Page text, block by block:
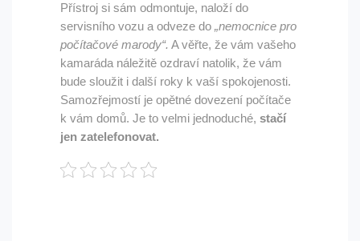
Přístroj si sám odmontuje, naloží do
servisního vozu a odveze do „nemocnice pro
počítačové marody“. A věřte, že vám vašeho
kamaráda náležitě ozdraví natolik, že vám
bude sloužit i další roky k vaší spokojenosti.
Samozřejmostí je opětné dovezení počítače
k vám domů. Je to velmi jednoduché, stačí
jen zatelefonovat.